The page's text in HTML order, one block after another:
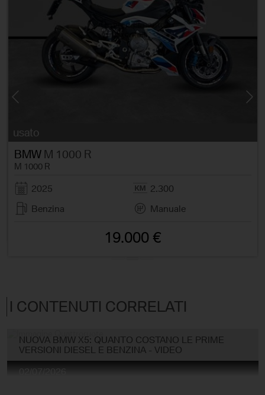
usato
BMW M 1000 R
M 1000 R
2025
2.300
Benzina
Manuale
19.000 €
I CONTENUTI CORRELATI
NUOVA BMW X5: QUANTO COSTANO LE PRIME
VERSIONI DIESEL E BENZINA - VIDEO